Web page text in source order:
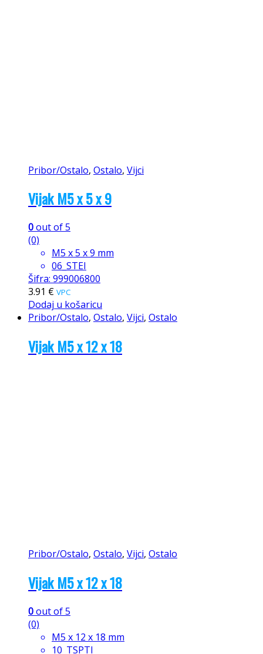
Pribor/Ostalo, Ostalo, Vijci
Vijak M5 x 5 x 9
0out of 5
(0)
M5 x 5 x 9 mm
06_STEI
Šifra: 999006800
3.91 € VPC
Dodaj u košaricu
Pribor/Ostalo, Ostalo, Vijci, Ostalo
Vijak M5 x 12 x 18
Pribor/Ostalo, Ostalo, Vijci, Ostalo
Vijak M5 x 12 x 18
0out of 5
(0)
M5 x 12 x 18 mm
10_TSPTI